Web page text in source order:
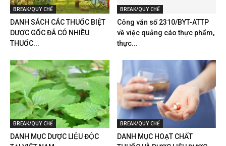
BREAK/QUY CHẾ
DANH SÁCH CÁC THUỐC BIỆT
DƯỢC GỐC ĐÃ CÓ NHIỀU
THUỐC...
BREAK/QUY CHẾ
Công văn số 2310/BYT-ATTP
về việc quảng cáo thực phẩm,
thực...
BREAK/QUY CHẾ
DANH MỤC DƯỢC LIỆU ĐỘC
BREAK/QUY CHẾ
DANH MỤC HOẠT CHẤT